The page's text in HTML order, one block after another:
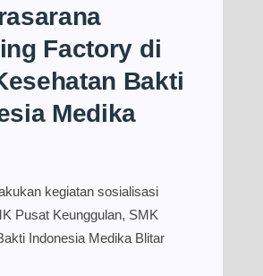
Factory di
Bakti
Medika
kegiatan sosialisasi
Pusat Keunggulan, SMK
Indonesia Medika Blitar